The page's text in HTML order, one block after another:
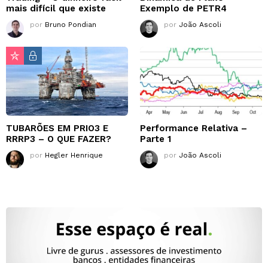
mais difícil que existe
por Bruno Pondian
Exemplo de PETR4
por João Ascoli
TUBARÕES EM PRIO3 E
RRRP3 – O QUE FAZER?
por Hegler Henrique
Performance Relativa –
Parte 1
por João Ascoli